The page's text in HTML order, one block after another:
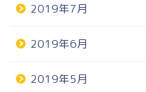
2019年7月
2019年6月
2019年5月